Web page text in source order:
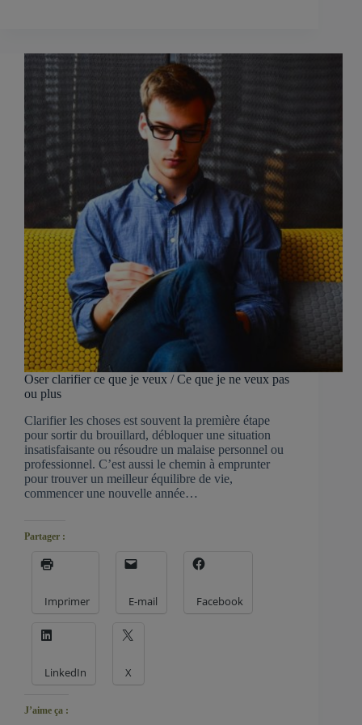
Oser clarifier ce que je veux / Ce que je ne veux pas
ou plus
Clarifier les choses est souvent la première étape
pour sortir du brouillard, débloquer une situation
insatisfaisante ou résoudre un malaise personnel ou
professionnel. C’est aussi le chemin à emprunter
pour trouver un meilleur équilibre de vie,
commencer une nouvelle année…
Partager :
Imprimer E-mail Facebook
LinkedIn X
J’aime ça :